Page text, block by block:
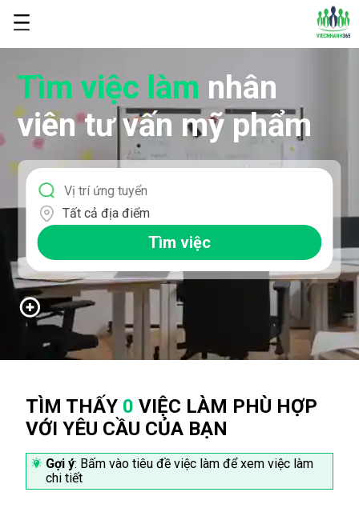
Tìm việc làm nhân
viên tư vấn mỹ phẩm
Tất cả địa điểm
Tìm việc
TÌM THẤY 0 VIỆC LÀM PHÙ HỢP
VỚI YÊU CẦU CỦA BẠN
Gợi ý: Bấm vào tiêu đề việc làm để xem việc làm
chi tiết